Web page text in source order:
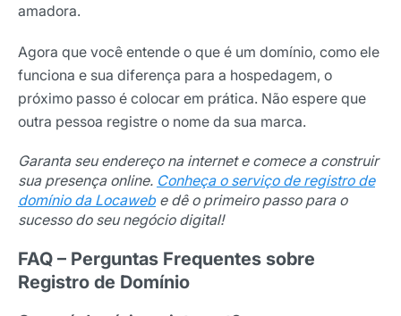
amadora.
Agora que você entende o que é um domínio, como ele
funciona e sua diferença para a hospedagem, o
próximo passo é colocar em prática. Não espere que
outra pessoa registre o nome da sua marca.
Garanta seu endereço na internet e comece a construir
sua presença online. Conheça o serviço de registro de
domínio da Locawebe dê o primeiro passo para o
sucesso do seu negócio digital!
FAQ – Perguntas Frequentes sobre
Registro de Domínio